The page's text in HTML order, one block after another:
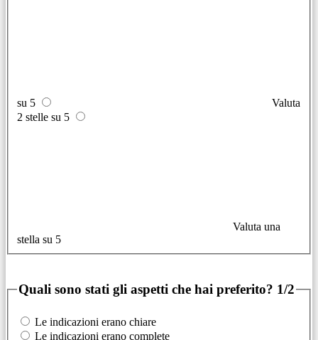
su 5
Valuta
2 stelle su 5
Valuta una
stella su 5
Quali sono stati gli aspetti che hai preferito? 1/2
Le indicazioni erano chiare
Le indicazioni erano complete